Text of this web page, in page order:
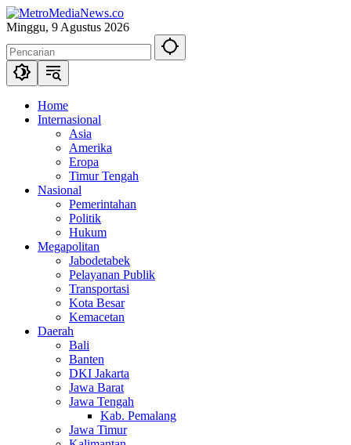
Langsung
ke
Minggu, 9 Agustus 2026
Home
Internasional
Asia
Amerika
Eropa
Timur Tengah
Nasional
Pemerintahan
Politik
Hukum
Megapolitan
Jabodetabek
Pelayanan Publik
Transportasi
Kota Besar
Kemacetan
Daerah
Bali
Banten
DKI Jakarta
Jawa Barat
Jawa Tengah
Kab. Pemalang
Jawa Timur